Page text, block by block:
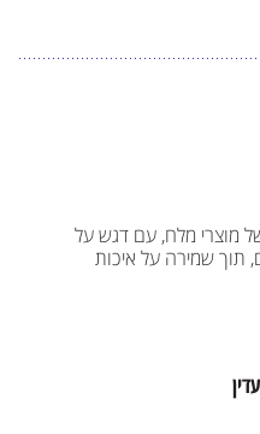
מוצרי מלח, עם דגש על
תוך שמירה על איכות